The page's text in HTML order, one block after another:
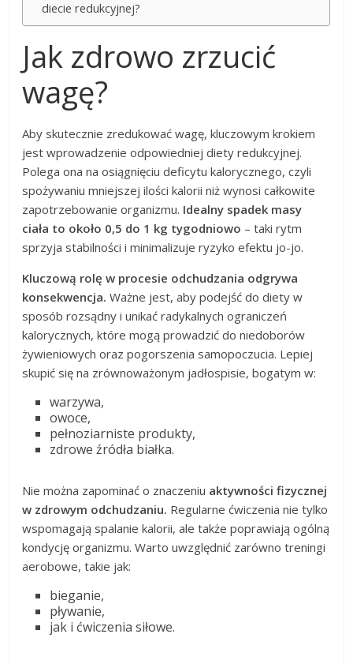
diecie redukcyjnej?
Jak zdrowo zrzucić
wagę?
Aby skutecznie zredukować wagę, kluczowym krokiem
jest wprowadzenie odpowiedniej diety redukcyjnej.
Polega ona na osiągnięciu deficytu kalorycznego, czyli
spożywaniu mniejszej ilości kalorii niż wynosi całkowite
zapotrzebowanie organizmu. Idealny spadek masy
ciała to około 0,5 do 1 kg tygodniowo – taki rytm
sprzyja stabilności i minimalizuje ryzyko efektu jo-jo.
Kluczową rolę w procesie odchudzania odgrywa
konsekwencja. Ważne jest, aby podejść do diety w
sposób rozsądny i unikać radykalnych ograniczeń
kalorycznych, które mogą prowadzić do niedoborów
żywieniowych oraz pogorszenia samopoczucia. Lepiej
skupić się na zrównoważonym jadłospisie, bogatym w:
warzywa,
owoce,
pełnoziarniste produkty,
zdrowe źródła białka.
Nie można zapominać o znaczeniu aktywności fizycznej
w zdrowym odchudzaniu. Regularne ćwiczenia nie tylko
wspomagają spalanie kalorii, ale także poprawiają ogólną
kondycję organizmu. Warto uwzględnić zarówno treningi
aerobowe, takie jak:
bieganie,
pływanie,
jak i ćwiczenia siłowe.